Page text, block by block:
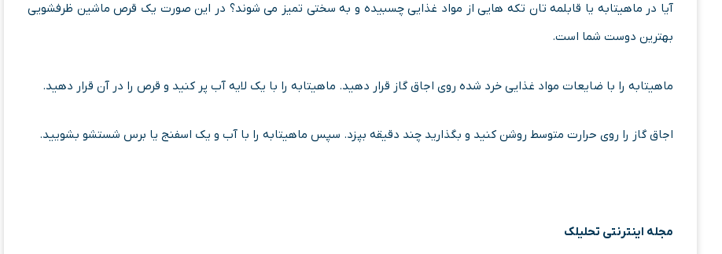
آیا در ماهیتابه یا قابلمه تان تکه هایی از مواد غذایی چسبیده و به سختی تمیز می شوند؟ در این صورت یک قرص ماشین ظرفشویی
بهترین دوست شما است.
ماهیتابه را با ضایعات مواد غذایی خرد شده روی اجاق گاز قرار دهید. ماهیتابه را با یک لایه آب پر کنید و قرص را در آن قرار دهید.
اجاق گاز را روی حرارت متوسط ​​روشن کنید و بگذارید چند دقیقه بپزد. سپس ماهیتابه را با آب و یک اسفنج یا برس شستشو بشویید.
مجله اینترنتی تحلیلک